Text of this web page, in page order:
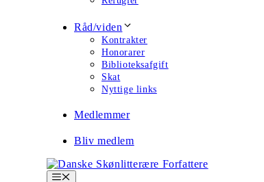
Råd/viden
Kontrakter
Honorarer
Biblioteksafgift
Skat
Nyttige links
Medlemmer
Bliv medlem
Menu